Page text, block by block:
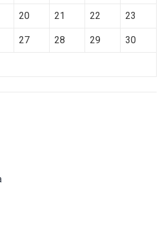
20 21 22 23
27 28 29 30